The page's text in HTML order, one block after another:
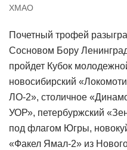
ХМАО
Почетный трофей
Сосновом Бору
пройдет Кубок
новосибирский
ЛО-2», столичное
УОР», петербуржский
под флагом Югры,
«Факел Ямал-2» из